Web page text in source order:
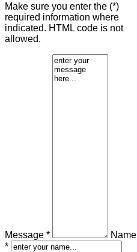
Make sure you enter the (*)
required information where
indicated. HTML code is not
allowed.
Message *
Name
*